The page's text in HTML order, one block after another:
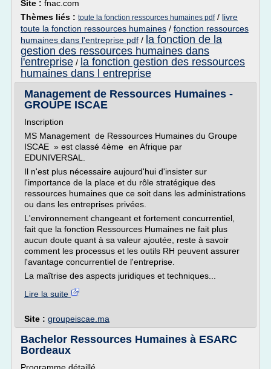
Site : fnac.com
Thèmes liés : toute la fonction ressources humaines pdf/ livre
toute la fonction ressources humaines / fonction ressources
humaines dans l'entreprise pdf / la fonction de la
gestion des ressources humaines dans
l'entreprise / la fonction gestion des ressources
humaines dans l entreprise
Management de Ressources Humaines -
GROUPE ISCAE
Inscription
MS Management de Ressources Humaines du Groupe
ISCAE » est classé 4ème en Afrique par
EDUNIVERSAL.
Il n'est plus nécessaire aujourd'hui d'insister sur
l'importance de la place et du rôle stratégique des
ressources humaines que ce soit dans les administrations
ou dans les entreprises privées.
L'environnement changeant et fortement concurrentiel,
fait que la fonction Ressources Humaines ne fait plus
aucun doute quant à sa valeur ajoutée, reste à savoir
comment les processus et les outils RH peuvent assurer
l'avantage concurrentiel de l'entreprise.
La maîtrise des aspects juridiques et techniques...
Lire la suite
Site : groupeiscae.ma
Bachelor Ressources Humaines à ESARC
Bordeaux